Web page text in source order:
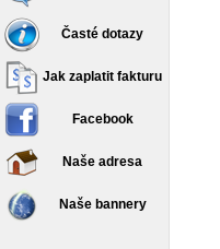
Časté dotazy
Jak zaplatit fakturu
Facebook
Naše adresa
Naše bannery